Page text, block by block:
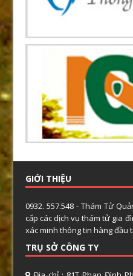
GIỚI THIỆU
0932. 557.548 - Thám Tử
cấp các dịch vụ thám tử gia
xác minh thông tin hàng đầu
TRỤ SỞ CÔNG TY